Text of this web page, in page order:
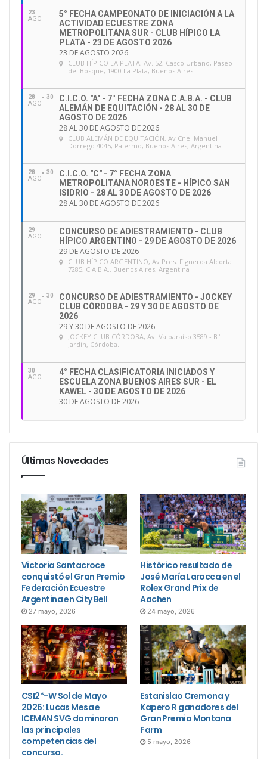
23
AGO
5° FECHA CAMPEONATO DE INICIACIÓN A LA
ACTIVIDAD ECUESTRE ZONA
METROPOLITANA SUR - CLUB HÍPICO LA
PLATA - 23 DE AGOSTO 2026
23 DE AGOSTO 2026
CLUB HÍPICO LA PLATA, Av. 52, Casco Urbano, Paseo
del Bosque, 1900 La Plata, Buenos Aires
28
AGO
30
C.I.C.O. "A" - 7° FECHA ZONA C.A.B.A. - CLUB
ALEMÁN DE EQUITACIÓN - 28 AL 30 DE
AGOSTO DE 2026
28 AL 30 DE AGOSTO DE 2026
CLUB ALEMÁN DE EQUITACIÓN, Av Cnel Manuel
Dorrego 4045, Palermo, Buenos Aires, Argentina
28
AGO
30
C.I.C.O. "C" - 7° FECHA ZONA
METROPOLITANA NOROESTE - HÍPICO SAN
ISIDRIO - 28 AL 30 DE AGOSTO DE 2026
28 AL 30 DE AGOSTO DE 2026
29
AGO
CONCURSO DE ADIESTRAMIENTO - CLUB
HÍPICO ARGENTINO - 29 DE AGOSTO DE 2026
29 DE AGOSTO DE 2026
CLUB HÍPICO ARGENTINO, Av Pres. Figueroa Alcorta
7285, C.A.B.A., Buenos Aires, Argentina
29
AGO
30
CONCURSO DE ADIESTRAMIENTO - JOCKEY
CLUB CÓRDOBA - 29 Y 30 DE AGOSTO DE
2026
29 Y 30 DE AGOSTO DE 2026
JOCKEY CLUB CÓRDOBA, Av. Valparaíso 3589 - Bº
Jardín, Córdoba.
30
AGO
4° FECHA CLASIFICATORIA INICIADOS Y
ESCUELA ZONA BUENOS AIRES SUR - EL
KAWEL - 30 DE AGOSTO DE 2026
30 DE AGOSTO DE 2026
Últimas Novedades
Victoria Santacroce
conquistó el Gran Premio
Federación Ecuestre
Argentina en City Bell
27 mayo, 2026
Histórico resultado de
José María Larocca en el
Rolex Grand Prix de
Aachen
24 mayo, 2026
CSI2*-W Sol de Mayo
2026: Lucas Mesa e
ICEMAN SVG dominaron
las principales
competencias del
concurso.
Estanislao Cremona y
Kapero R ganadores del
Gran Premio Montana
Farm
5 mayo, 2026